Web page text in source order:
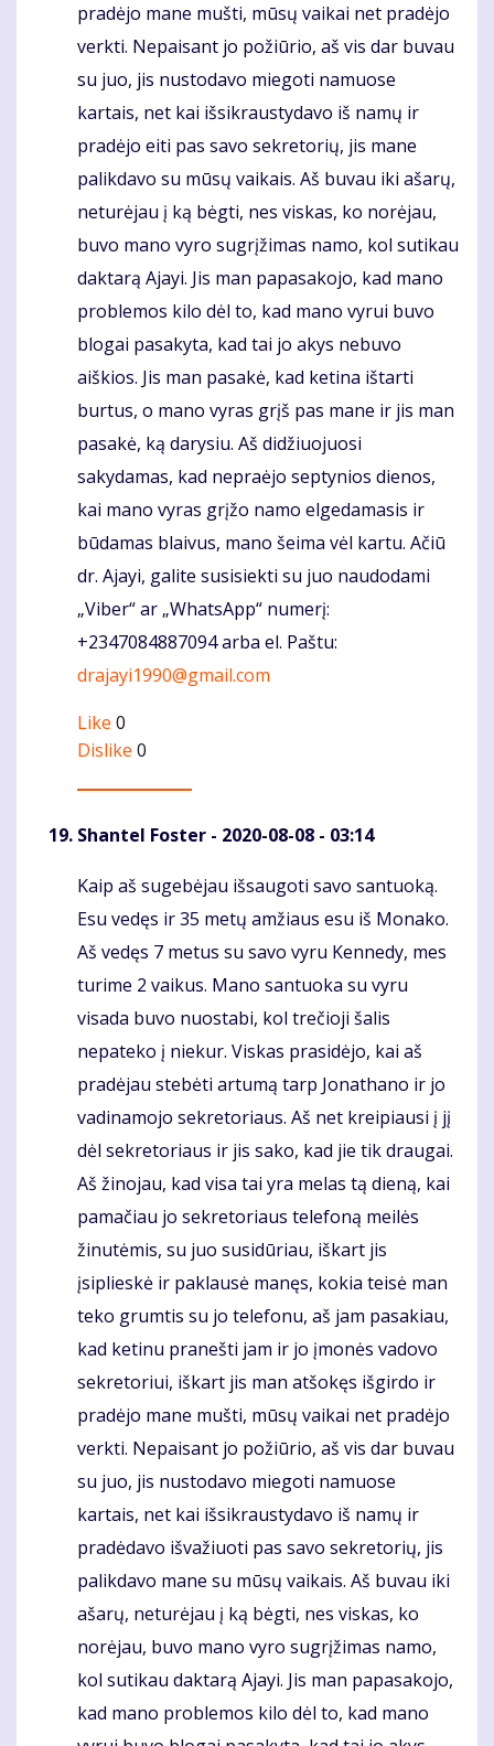
pradėjo mane mušti, mūsų vaikai net pradėjo
verkti. Nepaisant jo požiūrio, aš vis dar buvau
su juo, jis nustodavo miegoti namuose
kartais, net kai išsikraustydavo iš namų ir
pradėjo eiti pas savo sekretorių, jis mane
palikdavo su mūsų vaikais. Aš buvau iki ašarų,
neturėjau į ką bėgti, nes viskas, ko norėjau,
buvo mano vyro sugrįžimas namo, kol sutikau
daktarą Ajayi. Jis man papasakojo, kad mano
problemos kilo dėl to, kad mano vyrui buvo
blogai pasakyta, kad tai jo akys nebuvo
aiškios. Jis man pasakė, kad ketina ištarti
burtus, o mano vyras grįš pas mane ir jis man
pasakė, ką darysiu. Aš didžiuojuosi
sakydamas, kad nepraėjo septynios dienos,
kai mano vyras grįžo namo elgedamasis ir
būdamas blaivus, mano šeima vėl kartu. Ačiū
dr. Ajayi, galite susisiekti su juo naudodami
„Viber“ ar „WhatsApp“ numerį:
+2347084887094 arba el. Paštu:
drajayi1990@gmail.com
Like 0
Dislike 0
Shantel Foster - 2020-08-08 - 03:14
Komentaras
Kaip aš sugebėjau išsaugoti savo santuoką.
Esu vedęs ir 35 metų amžiaus esu iš Monako.
Aš vedęs 7 metus su savo vyru Kennedy, mes
turime 2 vaikus. Mano santuoka su vyru
visada buvo nuostabi, kol trečioji šalis
nepateko į niekur. Viskas prasidėjo, kai aš
pradėjau stebėti artumą tarp Jonathano ir jo
vadinamojo sekretoriaus. Aš net kreipiausi į jį
dėl sekretoriaus ir jis sako, kad jie tik draugai.
Aš žinojau, kad visa tai yra melas tą dieną, kai
pamačiau jo sekretoriaus telefoną meilės
žinutėmis, su juo susidūriau, iškart jis
įsiplieskė ir paklausė manęs, kokia teisė man
teko grumtis su jo telefonu, aš jam pasakiau,
kad ketinu pranešti jam ir jo įmonės vadovo
sekretoriui, iškart jis man atšokęs išgirdo ir
pradėjo mane mušti, mūsų vaikai net pradėjo
verkti. Nepaisant jo požiūrio, aš vis dar buvau
su juo, jis nustodavo miegoti namuose
kartais, net kai išsikraustydavo iš namų ir
pradėdavo išvažiuoti pas savo sekretorių, jis
palikdavo mane su mūsų vaikais. Aš buvau iki
ašarų, neturėjau į ką bėgti, nes viskas, ko
norėjau, buvo mano vyro sugrįžimas namo,
kol sutikau daktarą Ajayi. Jis man papasakojo,
kad mano problemos kilo dėl to, kad mano